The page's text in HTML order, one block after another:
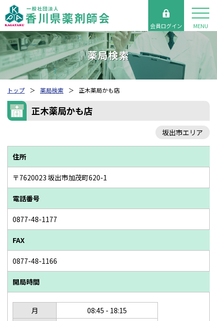
会員ログイン MENU
薬局検索
トップ 薬局検索 正木薬局かも店
正木薬局かも店
坂出市エリア
住所
〒7620023 坂出市加茂町620-1
電話番号
0877-48-1177
FAX
0877-48-1166
開局時間
月
08:45 - 18:15